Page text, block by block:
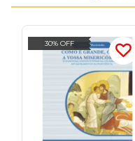
30% OFF